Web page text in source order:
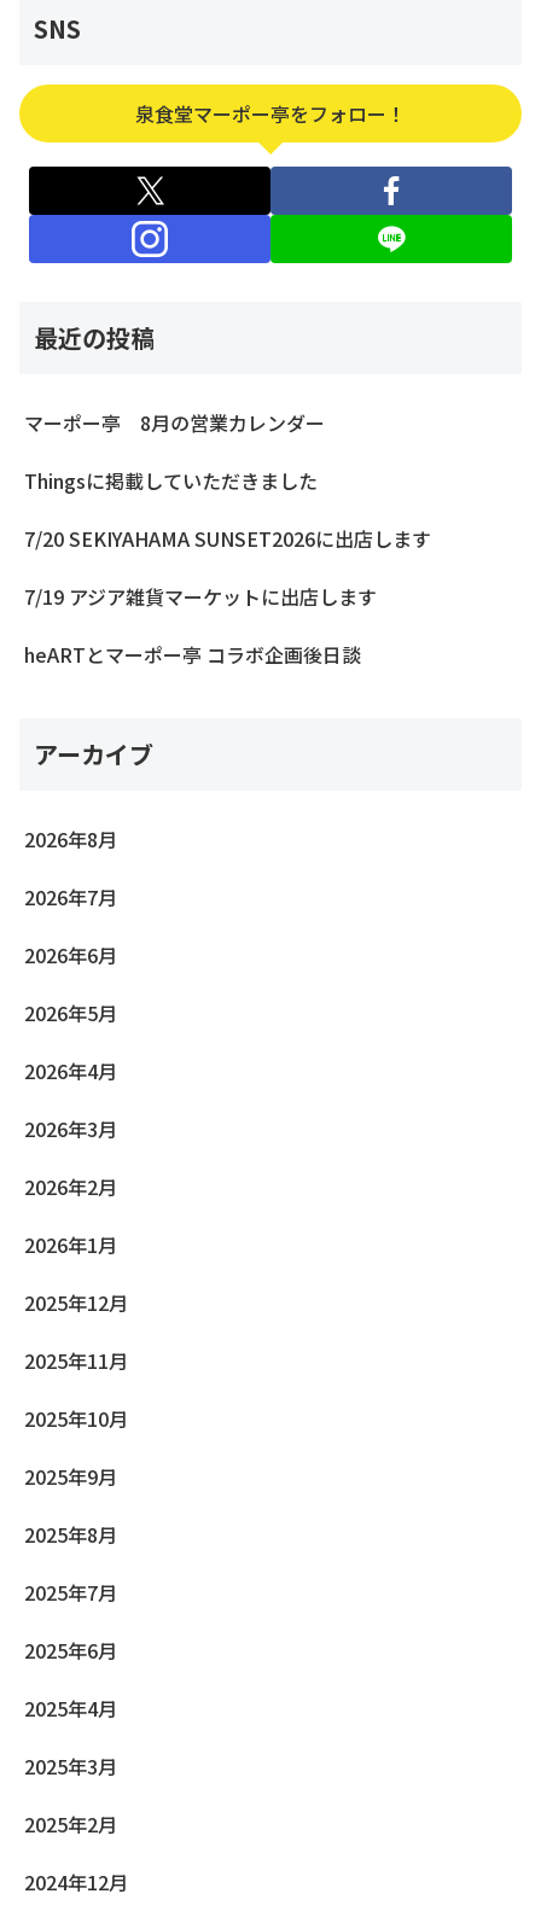
SNS
泉食堂マーポー亭をフォロー！
最近の投稿
マーポー亭 8月の営業カレンダー
Thingsに掲載していただきました
7/20 SEKIYAHAMA SUNSET2026に出店します
7/19 アジア雑貨マーケットに出店します
heARTとマーポー亭 コラボ企画後日談
アーカイブ
2026年8月
2026年7月
2026年6月
2026年5月
2026年4月
2026年3月
2026年2月
2026年1月
2025年12月
2025年11月
2025年10月
2025年9月
2025年8月
2025年7月
2025年6月
2025年4月
2025年3月
2025年2月
2024年12月